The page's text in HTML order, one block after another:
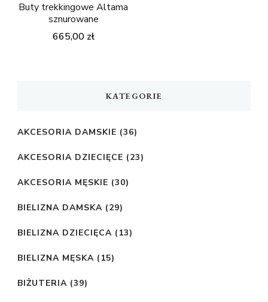
Buty trekkingowe Altama
sznurowane
665,00 zł
KATEGORIE
AKCESORIA DAMSKIE (36)
AKCESORIA DZIECIĘCE (23)
AKCESORIA MĘSKIE (30)
BIELIZNA DAMSKA (29)
BIELIZNA DZIECIĘCA (13)
BIELIZNA MĘSKA (15)
BIŻUTERIA (39)